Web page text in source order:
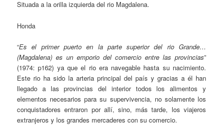
Situada a la orilla izquierda del rio Magdalena.
Honda
“Es el primer puerto en la parte superior del rio Grande…
(Magdalena) es un emporio del comercio entre las provincias”
(1974: p162) ya que el rio era navegable hasta su nacimiento.
Este rio ha sido la arteria principal del país y gracias a él han
llegado a las provincias del interior todos los alimentos y
elementos necesarios para su supervivencia, no solamente los
conquistadores entraron por allí, sino, más tarde, los viajeros
extranjeros y los grandes mercaderes con su comercio.